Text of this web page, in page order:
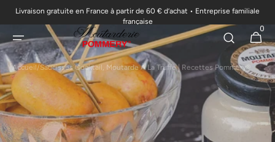
passer au
Livraison gratuite en France à partir de 60 € d’achat • Entreprise familiale
française
Panier
0
0 article
Accueil/Saucisses Cocktail, Moutarde À La Truffe | Recettes Pommery®